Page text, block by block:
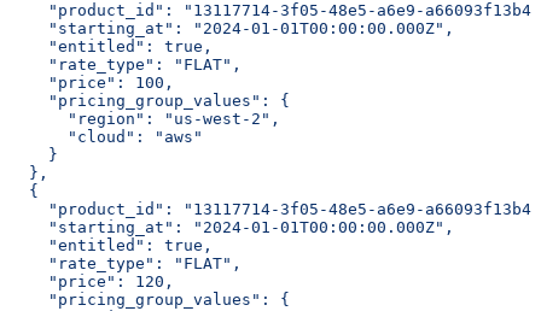
"product_id": "13117714-3f05-48e5-a6e9-
    "starting_at": "2024-01-01T00:00:00.000Z",
    "entitled": true,
    "rate_type": "FLAT",
    "price": 100,
    "pricing_group_values": {
      "region": "us-west-2",
      "cloud": "aws"
    }
  },
  {
"product_id": "13117714-3f05-48e5-a6e9-
    "starting_at": "2024-01-01T00:00:00.000Z",
    "entitled": true,
    "rate_type": "FLAT",
    "price": 120,
    "pricing_group_values": {